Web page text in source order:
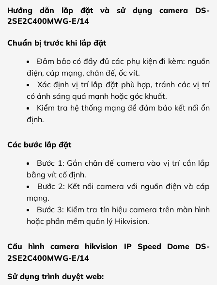
Hướng dẫn lắp đặt và sử dụng camera DS-
2SE2C400MWG-E/14
Chuẩn bị trước khi lắp đặt
Đảm bảo có đầy đủ các phụ kiện đi kèm: nguồn
điện, cáp mạng, chân đế, ốc vít.
Xác định vị trí lắp đặt phù hợp, tránh các vị trí
có ánh sáng quá mạnh hoặc góc khuất.
Kiểm tra hệ thống mạng để đảm bảo kết nối ổn
định.
Các bước lắp đặt
Bước 1: Gắn chân đế camera vào vị trí cần lắp
bằng vít cố định.
Bước 2: Kết nối camera với nguồn điện và cáp
mạng.
Bước 3: Kiểm tra tín hiệu camera trên màn hình
hoặc phần mềm quản lý Hikvision.
Cấu hình camera hikvision IP Speed Dome DS-
2SE2C400MWG-E/14
Sử dụng trình duyệt web: